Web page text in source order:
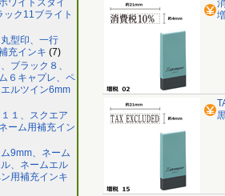
ワイトスタイ
ック11ブライト
型印、一行
充インキ (7)
ブラック８、
６キャプレ、ペ
ルツイン6mm
１、スクエア
ーム用補充イン
9mm、ネーム
、ネームエル
用補充インキ